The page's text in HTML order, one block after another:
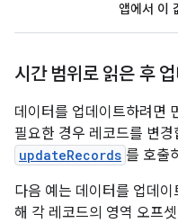
앱에서 이
시간 범위로 읽은 후
데이터를 업데이트하려면
필요한 경우 레코드를 변
updateRecords 를 호출
다음 예는 데이터를 업데
해 각 레코드의 영역 오프